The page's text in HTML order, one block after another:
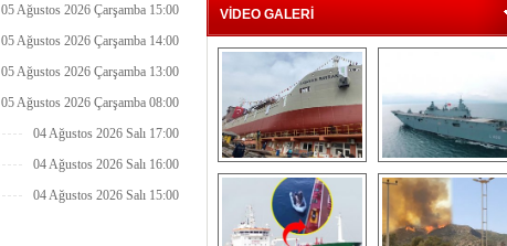
05 Ağustos 2026 Çarşamba 15:00
05 Ağustos 2026 Çarşamba 14:00
05 Ağustos 2026 Çarşamba 13:00
05 Ağustos 2026 Çarşamba 08:00
04 Ağustos 2026 Salı 17:00
04 Ağustos 2026 Salı 16:00
04 Ağustos 2026 Salı 15:00
VİDEO GALERİ
Çeksan Tersanesi,
Başaran Bayrak
tankerini suya
indirdi
TCG Anadolu,
tersane teknik
seyrini tamamladı